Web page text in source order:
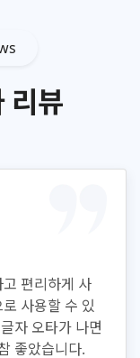
리뷰
편리하게 사
사용할 수 있
자 오타가 나면
좋았습니다.